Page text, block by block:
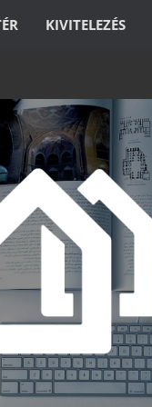
KIVITELEZÉS